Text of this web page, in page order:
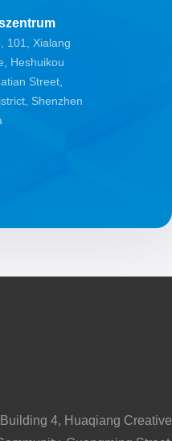
101, Xialang
Heshuikou
Street,
Shenzhen
4, Huaqiang Creative